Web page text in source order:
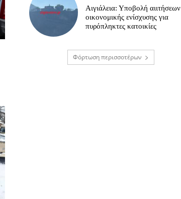
Αιγιάλεια: Υποβολή αιιτήσεων
οικονομικής ενίσχυσης για
πυρόπληκτες κατοικίες
Φόρτωση περισσοτέρων